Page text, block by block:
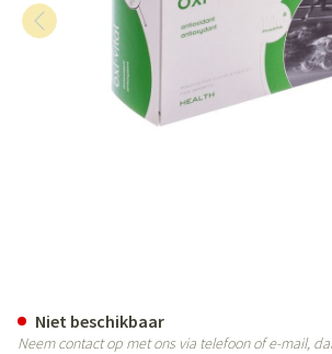
Niet beschikbaar
Neem contact op met ons via telefoon of e-mail,